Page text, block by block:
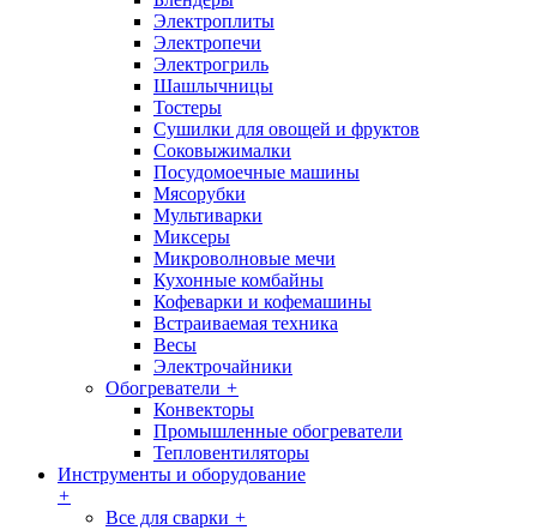
Электроплиты
Электропечи
Электрогриль
Шашлычницы
Тостеры
Сушилки для овощей и фруктов
Соковыжималки
Посудомоечные машины
Мясорубки
Мультиварки
Миксеры
Микроволновые мечи
Кухонные комбайны
Кофеварки и кофемашины
Встраиваемая техника
Весы
Электрочайники
Обогреватели +
Конвекторы
Промышленные обогреватели
Тепловентиляторы
Инструменты и оборудование
+
Все для сварки +